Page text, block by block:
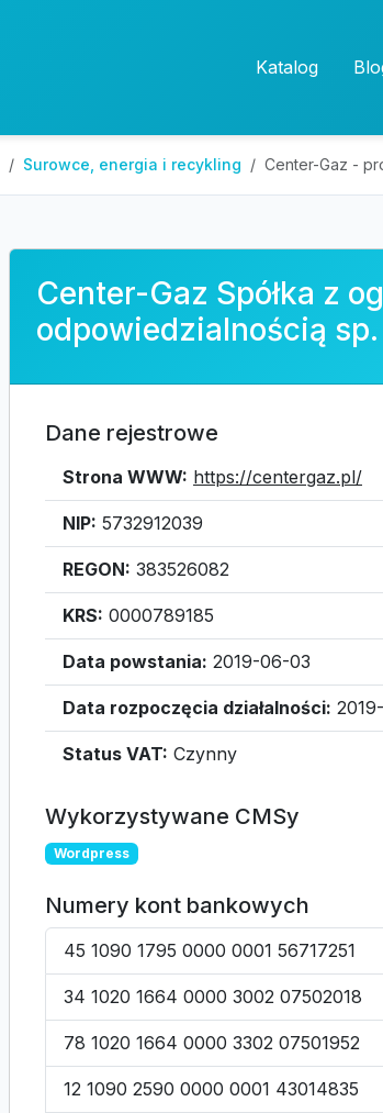
Katalog
Surowce, energia i recykling Center-Gaz -
Center-Gaz Spółka z
odpowiedzialnością sp.
Dane rejestrowe
Strona WWW: https://centergaz.pl/
NIP: 5732912039
REGON: 383526082
KRS: 0000789185
Data powstania: 2019-06-03
Data rozpoczęcia działalności:
Status VAT: Czynny
Wykorzystywane CMSy
Wordpress
Numery kont bankowych
45 1090 1795 0000 0001 56717251
34 1020 1664 0000 3002 07502018
78 1020 1664 0000 3302 07501952
12 1090 2590 0000 0001 43014835